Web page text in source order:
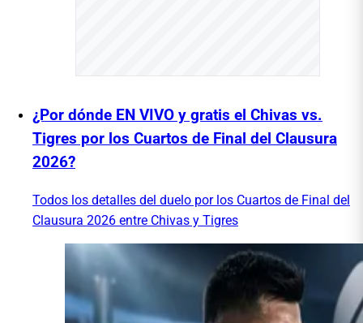
¿Por dónde EN VIVO y gratis el Chivas vs.
Tigres por los Cuartos de Final del Clausura
2026?
Todos los detalles del duelo por los Cuartos de Final del
Clausura 2026 entre Chivas y Tigres